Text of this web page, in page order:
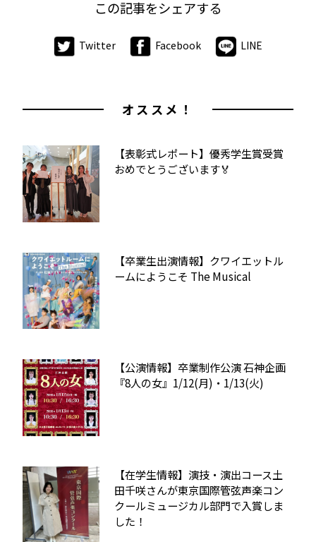
この記事をシェアする
Twitter Facebook LINE
オススメ！
【表彰式レポート】優秀学生賞受賞
おめでとうございます🏅
【卒業生出演情報】クワイエットル
ームにようこそ The Musical
【公演情報】卒業制作公演 石神企画
『8人の女』1/12(月)・1/13(火)
【在学生情報】演技・演出コース土
田千咲さんが東京国際管弦声楽コン
クールミュージカル部門で入賞しま
した！